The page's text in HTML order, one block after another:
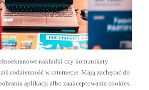
nakładki czy komunikaty
codzienność w internecie. Mają zachęcać do
aplikacji albo zaakceptowania cookies.